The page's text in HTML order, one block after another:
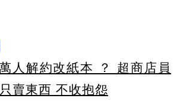
人解約改紙本 ？ 超商店員
賣東西 不收抱怨